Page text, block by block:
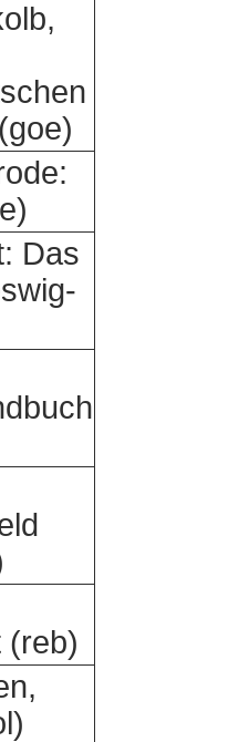
Das
(reb)